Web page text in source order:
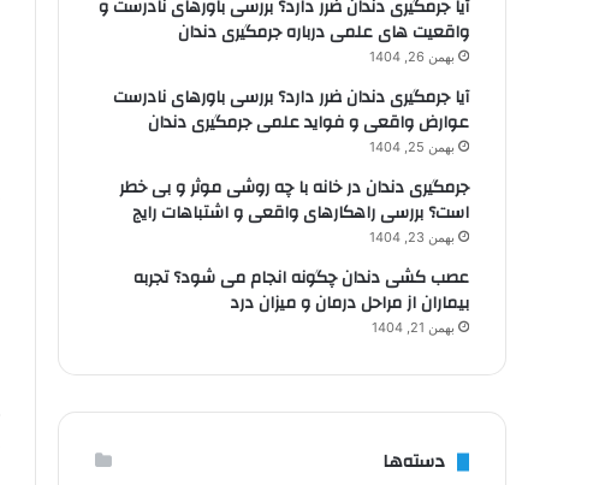
آیا جرمگیری دندان ضرر دارد؟ بررسی باورهای نادرست و
واقعیت های علمی درباره جرمگیری دندان
بهمن 26, 1404
آیا جرمگیری دندان ضرر دارد؟ بررسی باورهای نادرست
عوارض واقعی و فواید علمی جرمگیری دندان
بهمن 25, 1404
جرمگیری دندان در خانه با چه روشی موثر و بی خطر
است؟ بررسی راهکارهای واقعی و اشتباهات رایج
بهمن 23, 1404
عصب کشی دندان چگونه انجام می شود؟ تجربه
بیماران از مراحل درمان و میزان درد
بهمن 21, 1404
دسته‌ها